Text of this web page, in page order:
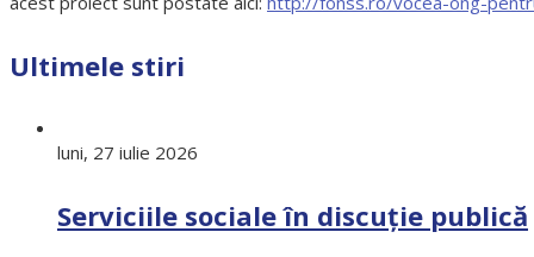
Ultimele stiri
luni, 27 iulie 2026
Serviciile sociale în discuție publică